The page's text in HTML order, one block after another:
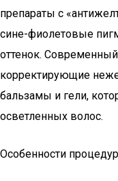
препараты с
сине-фиолетовые
оттенок.
корректирующие
бальзамы и гели,
осветленных волос.
Особенности